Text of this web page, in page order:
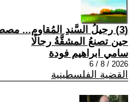
(3) رحيلُ السَّندِ المُقاوم...
حين تصنعُ المشقَّةُ رجالًا
سامي ابراهيم فودة
2026 / 8 / 6
القضية الفلسطينية